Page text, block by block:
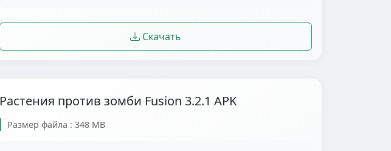
Скачать
Растения против зомби Fusion 3.2.1 APK
Размер файла : 348 MB